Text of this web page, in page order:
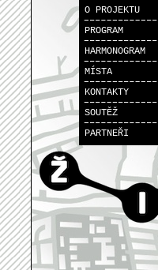
O PROJEKTU
PROGRAM
HARMONOGRAM
MÍSTA
KONTAKTY
SOUTĚŽ
PARTNEŘI